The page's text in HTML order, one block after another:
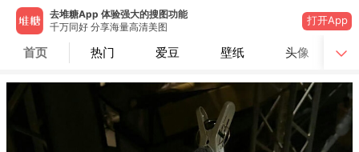
去堆糖App 体验强大的搜图功能
千万同好 分享海量高清美图
打开App
首页 热门 爱豆 壁纸 头像